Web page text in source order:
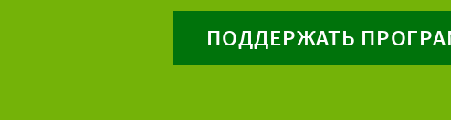
ПОДДЕРЖАТЬ